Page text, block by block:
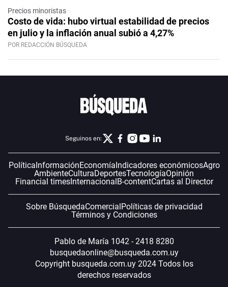
Precios minoristas
Costo de vida: hubo virtual estabilidad de precios
en julio y la inflación anual subió a 4,27%
POR REDACCIÓN BÚSQUEDA
Seguinos en:
PolíticaInformaciónEconomíaIndicadores económicosAgro
AmbienteCulturaDeportesTecnologíaOpinión
Financial timesInternacionalB-contentCartas al Director
Sobre BúsquedaComercialPolíticas de privacidad
Términos y Condiciones
Pablo de María 1042 - 2418 8280
busquedaonline@busqueda.com.uy
Copyright busqueda.com.uy 2024 Todos los
derechos reservados